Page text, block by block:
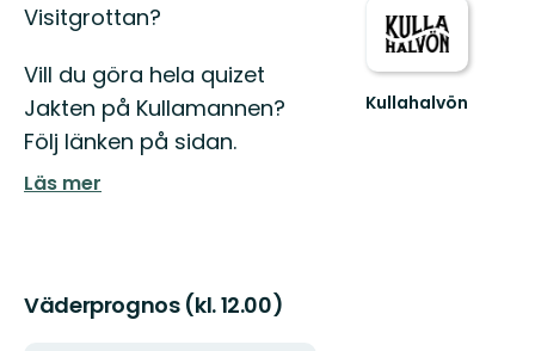
Visitgrottan?
Vill du göra hela quizet
Jakten på Kullamannen?
Följ länken på sidan.
Läs mer
Väderprognos (kl. 12.00)
Kullahalvön